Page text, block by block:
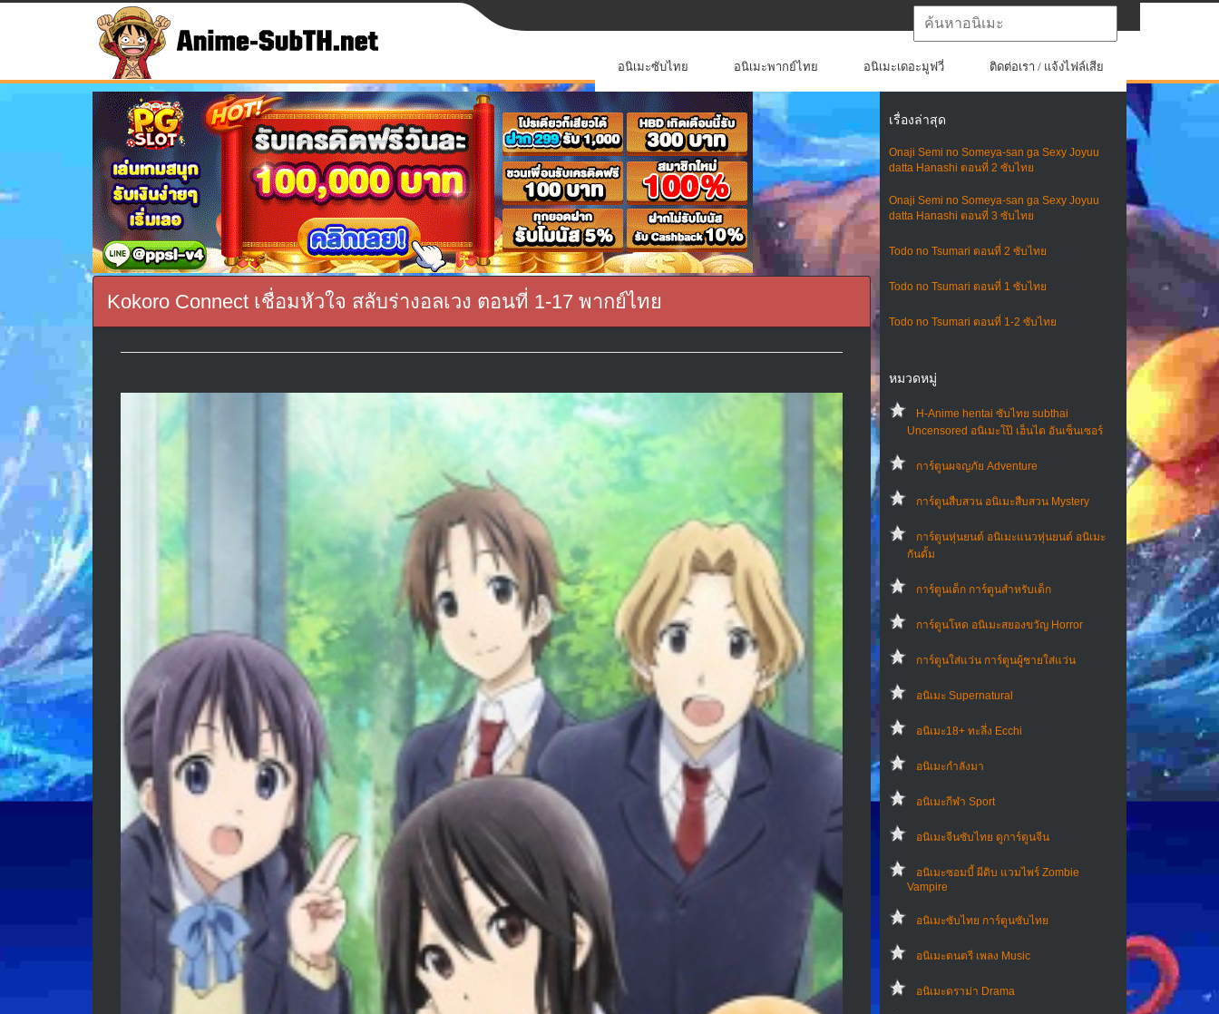
อนิเมะซับไทย อนิเมะพากย์ไทย อนิเมะเดอะมูฟวี่ ติดต่อเรา / แจ้งไฟล์เสีย
เรื่องล่าสุด
Onaji Semi no Someya-san ga Sexy Joyuu
datta Hanashi ตอนที่ 2 ซับไทย
Onaji Semi no Someya-san ga Sexy Joyuu
datta Hanashi ตอนที่ 3 ซับไทย
Todo no Tsumari ตอนที่ 2 ซับไทย
Todo no Tsumari ตอนที่ 1 ซับไทย
Todo no Tsumari ตอนที่ 1-2 ซับไทย
หมวดหมู่
H-Anime hentai ซับไทย subthai
Uncensored อนิเมะโป๊ เฮ็นไต อันเซ็นเซอร์
การ์ตูนผจญภัย Adventure
การ์ตูนสืบสวน อนิเมะสืบสวน Mystery
การ์ตูนหุ่นยนต์ อนิเมะแนวหุ่นยนต์ อนิเมะ
กันดั้ม
การ์ตูนเด็ก การ์ตูนสำหรับเด็ก
การ์ตูนโหด อนิเมะสยองขวัญ Horror
การ์ตูนใส่แว่น การ์ตูนผู้ชายใส่แว่น
อนิเมะ Supernatural
อนิเมะ18+ ทะลึ่ง Ecchi
อนิเมะกำลังมา
อนิเมะกีฬา Sport
อนิเมะจีนซับไทย ดูการ์ตูนจีน
อนิเมะซอมบี้ ผีดิบ แวมไพร์ Zombie
Vampire
อนิเมะซับไทย การ์ตูนซับไทย
อนิเมะดนตรี เพลง Music
อนิเมะดราม่า Drama
Kokoro Connect เชื่อมหัวใจ สลับร่างอลเวง ตอนที่ 1-17 พากย์ไทย